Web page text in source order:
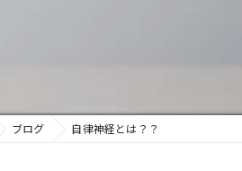
ブログ 自律神経とは？？